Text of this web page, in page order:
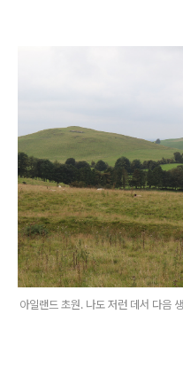
아일랜드 초원. 나도 저런 데서 다음